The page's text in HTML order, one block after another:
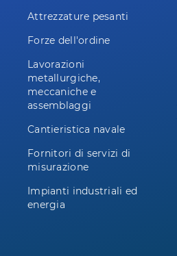
Attrezzature pesanti
Forze dell'ordine
Lavorazioni
metallurgiche,
meccaniche e
assemblaggi
Cantieristica navale
Fornitori di servizi di
misurazione
Impianti industriali ed
energia